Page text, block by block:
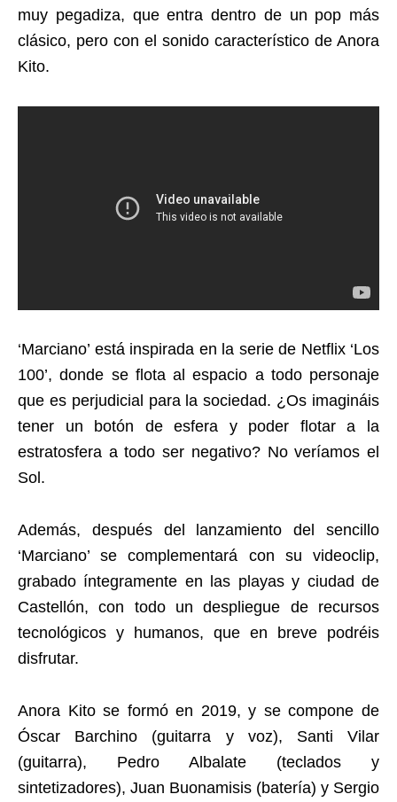
muy pegadiza, que entra dentro de un pop más
clásico, pero con el sonido característico de Anora
Kito.
‘Marciano’ está inspirada en la serie de Netflix ‘Los
100’, donde se flota al espacio a todo personaje
que es perjudicial para la sociedad. ¿Os imagináis
tener un botón de esfera y poder flotar a la
estratosfera a todo ser negativo? No veríamos el
Sol.
Además, después del lanzamiento del sencillo
‘Marciano’ se complementará con su videoclip,
grabado íntegramente en las playas y ciudad de
Castellón, con todo un despliegue de recursos
tecnológicos y humanos, que en breve podréis
disfrutar.
Anora Kito se formó en 2019, y se compone de
Óscar Barchino (guitarra y voz), Santi Vilar
(guitarra), Pedro Albalate (teclados y
sintetizadores), Juan Buonamisis (batería) y Sergio